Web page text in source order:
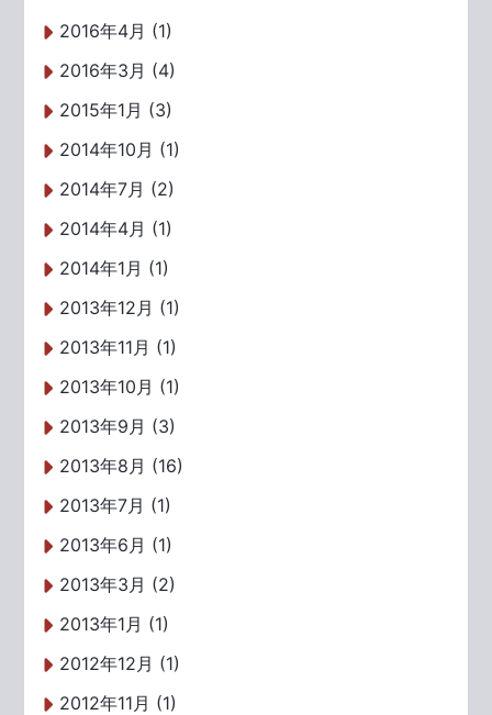
2016年4月 (1)
2016年3月 (4)
2015年1月 (3)
2014年10月 (1)
2014年7月 (2)
2014年4月 (1)
2014年1月 (1)
2013年12月 (1)
2013年11月 (1)
2013年10月 (1)
2013年9月 (3)
2013年8月 (16)
2013年7月 (1)
2013年6月 (1)
2013年3月 (2)
2013年1月 (1)
2012年12月 (1)
2012年11月 (1)